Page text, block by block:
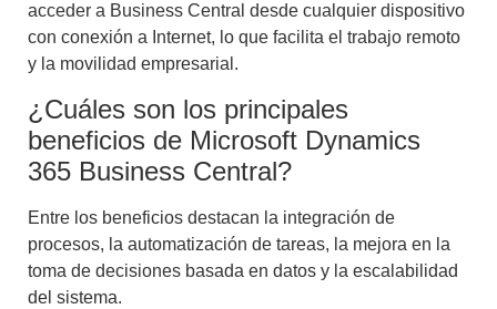
acceder a Business Central desde cualquier dispositivo
con conexión a Internet, lo que facilita el trabajo remoto
y la movilidad empresarial.
¿Cuáles son los principales
beneficios de Microsoft Dynamics
365 Business Central?
Entre los beneficios destacan la integración de
procesos, la automatización de tareas, la mejora en la
toma de decisiones basada en datos y la escalabilidad
del sistema.